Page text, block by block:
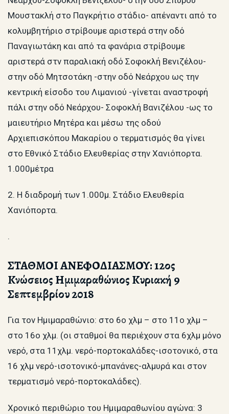
Μουστακλή στο Παγκρήτιο στάδιο- απέναντι από το
κολυμβητήριο στρίβουμε αριστερά στην οδό
Παναγιωτάκη και από τα φανάρια στρίβουμε
αριστερά στν παραλιακή οδό Σοφοκλή Βενιζέλου-
στην οδό Μητσοτάκη -στην οδό Νεάρχου ως την
κεντρική είσοδο του Λιμανιού -γίνεται αναστροφή
πάλι στην οδό Νεάρχου- Σοφοκλή Βανιζέλου -ως το
μαιευτήριο Μητέρα και μέσω της οδού
Αρχιεπισκόπου Μακαρίου ο τερματισμός θα γίνει
στο Εθνικό Στάδιο Ελευθερίας στην Χανιόπορτα.
1.000μέτρα
2. Η διαδρομή των 1.000μ. Στάδιο Ελευθερία
Χανιόπορτα.
.
ΣΤΑΘΜΟΙ ΑΝΕΦΟΔΙΑΣΜΟΥ: 12ος
Κνώσειος Ημιμαραθώνιος Κυριακή 9
Σεπτεμβρίου 2018
Για τον Ημιμαραθώνιο: στο 6ο χλμ – στο 11ο χλμ –
στο 16ο χλμ. (οι σταθμοί θα περιέχουν στα 6χλμ μόνο
νερό, στα 11χλμ. νερό-πορτοκαλάδες-ισοτονικό, στα
16 χλμ νερό-ισοτονικό-μπανάνες-αλμυρά και στον
τερματισμό νερό-πορτοκαλάδες).
Χρονικό περιθώριο του Ημιμαραθωνίου αγώνα: 3